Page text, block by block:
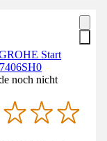
Start
noch nicht